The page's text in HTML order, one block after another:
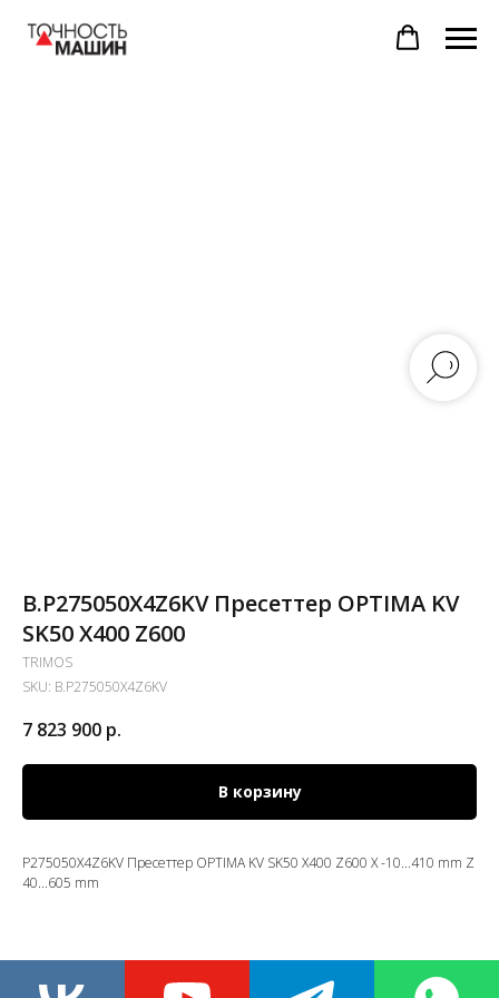
B.P275050X4Z6KV Пресеттер OPTIMA KV
SK50 X400 Z600
TRIMOS
SKU: B.P275050X4Z6KV
7 823 900 р.
В корзину
P275050X4Z6KV Пресеттер OPTIMA KV SK50 X400 Z600 X -10...410 mm Z
40...605 mm